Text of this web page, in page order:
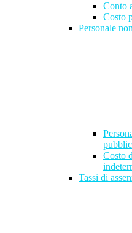
Conto
Costo
Personale
Costo
Tassi di